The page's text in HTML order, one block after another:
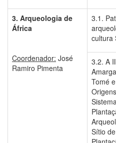
3. Arqueologia de
África
Coordenador: José
Ramiro Pimenta
3.1.
cultura
3.2. A
Tomé
Sítio de